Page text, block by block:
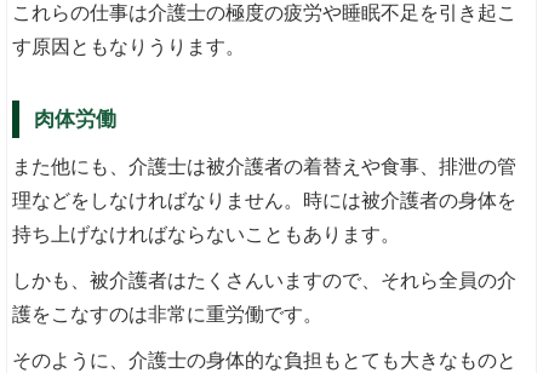
これらの仕事は介護士の極度の疲労や睡眠不足を引き起こ
す原因ともなりうります。
肉体労働
また他にも、介護士は被介護者の着替えや食事、排泄の管
理などをしなければなりません。時には被介護者の身体を
持ち上げなければならないこともあります。
しかも、被介護者はたくさんいますので、それら全員の介
護をこなすのは非常に重労働です。
そのように、介護士の身体的な負担もとても大きなものと